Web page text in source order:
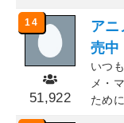
14
51,922
アニ
売中
いつ
メ・
ため